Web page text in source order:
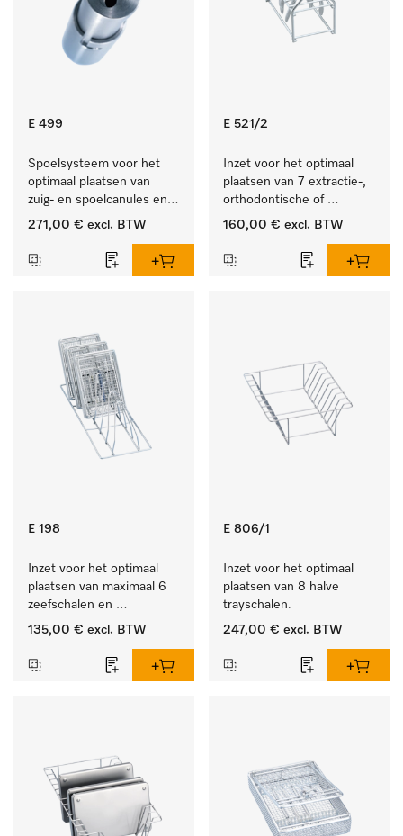
E 499
Spoelsysteem voor het
optimaal plaatsen van
zuig- en spoelcanules en
veres-naalden.
271,00 € excl. BTW
E 521/2
Inzet voor het optimaal
plaatsen van 7 extractie-,
orthodontische of
techniektangen.
160,00 € excl. BTW
E 198
Inzet voor het optimaal
plaatsen van maximaal 6
zeefschalen en
nierbekkens.
135,00 € excl. BTW
E 806/1
Inzet voor het optimaal
plaatsen van 8 halve
trayschalen.
247,00 € excl. BTW